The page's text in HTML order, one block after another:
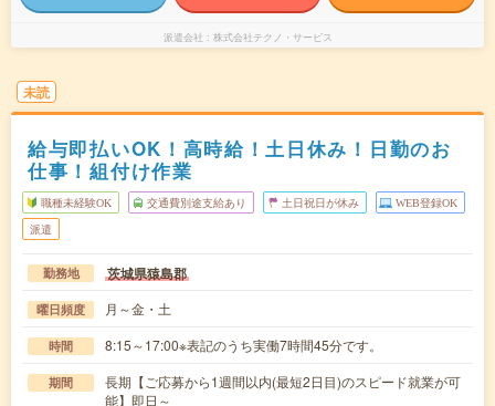
派遣会社 株式会社テクノ・サービス
未読
給与即払いOK！高時給！土日休み！日勤のお
仕事！組付け作業
職種未経験OK 交通費別途支給あり 土日祝日が休み WEB登録OK
派遣
勤務地 茨城県猿島郡
曜日頻度 月～金・土
時間 8:15～17:00※表記のうち実働7時間45分です。
期間
長期【ご応募から1週間以内(最短2日目)のスピード就業が可
能】即日～